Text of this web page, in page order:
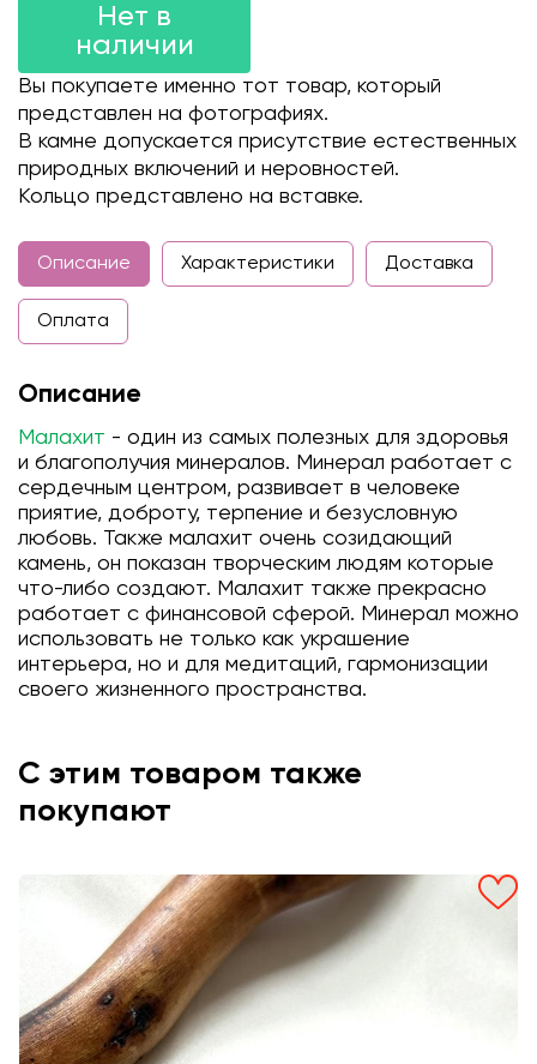
Нет в
наличии
Вы покупаете именно тот товар, который
представлен на фотографиях.
В камне допускается присутствие естественных
природных включений и неровностей.
Кольцо представлено на вставке.
Описание Характеристики Доставка
Оплата
Описание
Малахит - один из самых полезных для здоровья
и благополучия минералов. Минерал работает с
сердечным центром, развивает в человеке
приятие, доброту, терпение и безусловную
любовь. Также малахит очень созидающий
камень, он показан творческим людям которые
что-либо создают. Малахит также прекрасно
работает с финансовой сферой. Минерал можно
использовать не только как украшение
интерьера, но и для медитаций, гармонизации
своего жизненного пространства.
С этим товаром также
покупают